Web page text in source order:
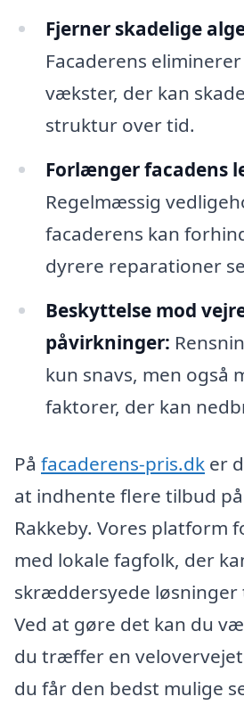
Fjerner skadelige
Facaderens
vækster, der kan
struktur over tid.
Forlænger facadens
Regelmæssig
facaderens kan
dyrere reparationer
Beskyttelse mod
påvirkninger:
kun snavs, men også
faktorer, der kan
På facaderens-pris.dk er
at indhente flere tilbud
Rakkeby. Vores platform
med lokale fagfolk, der
skræddersyede løsninger
Ved at gøre det kan du
du træffer en
du får den bedst mulige